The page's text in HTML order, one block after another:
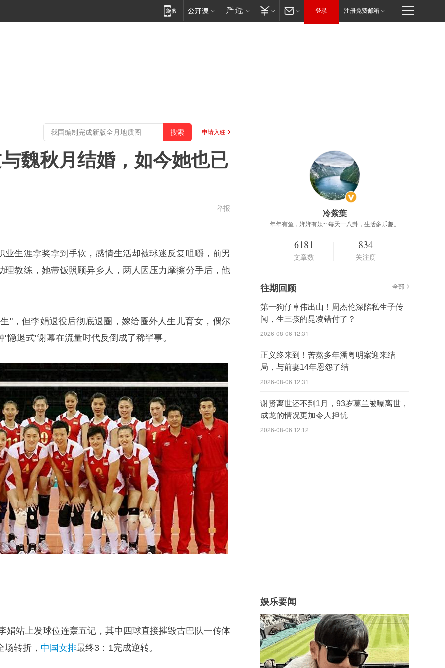
登录 注册免费邮箱
申请入驻
魏秋月结婚，如今她也已
举报
业生涯拿奖拿到手软，感情生活却被球迷反复咀嚼，前男
理教练，她带饭照顾异乡人，两人因压力摩擦分手后，他
"，但李娟退役后彻底退圈，嫁给圈外人生儿育女，偶尔
退式"谢幕在流量时代反倒成了稀罕事。
娟站上发球位连轰五记，其中四球直接摧毁古巴队一传体
转折， 中国女排最终3：1完成逆转。
冷紫葉
年年有鱼，姩姩有娱~ 每天一八卦，生活多乐趣。
6181
文章数
834
关注度
往期回顾 全部
第一狗仔卓伟出山！周杰伦深陷私生子传
闻，生三孩的昆凌错付了？
2026-08-06 12:31
正义终来到！苦熬多年潘粤明案迎来结
局，与前妻14年恩怨了结
2026-08-06 12:31
谢贤离世还不到1月，93岁葛兰被曝离世，
成龙的情况更加令人担忧
2026-08-06 12:12
娱乐要闻